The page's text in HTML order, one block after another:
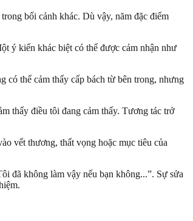
bối cảnh khác. Dù vậy, năm đặc điểm
ý kiến khác biệt có thể được cảm nhận như
có thể cảm thấy cấp bách từ bên trong, nhưng
thấy điều tôi đang cảm thấy. Tương tác trở
vết thương, thất vọng hoặc mục tiêu của
đã không làm vậy nếu bạn không...”. Sự sửa